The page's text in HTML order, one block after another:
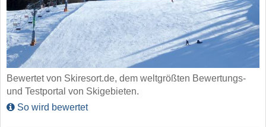
Bewertet von Skiresort.de, dem weltgrößten Bewertungs-
und Testportal von Skigebieten.
So wird bewertet